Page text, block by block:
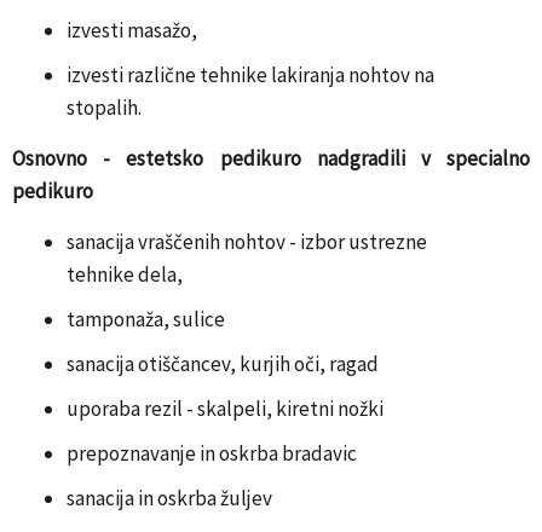
izvesti masažo,
izvesti različne tehnike lakiranja nohtov na
stopalih.
Osnovno - estetsko pedikuro nadgradili v specialno
pedikuro
sanacija vraščenih nohtov - izbor ustrezne
tehnike dela,
tamponaža, sulice
sanacija otiščancev, kurjih oči, ragad
uporaba rezil - skalpeli, kiretni nožki
prepoznavanje in oskrba bradavic
sanacija in oskrba žuljev